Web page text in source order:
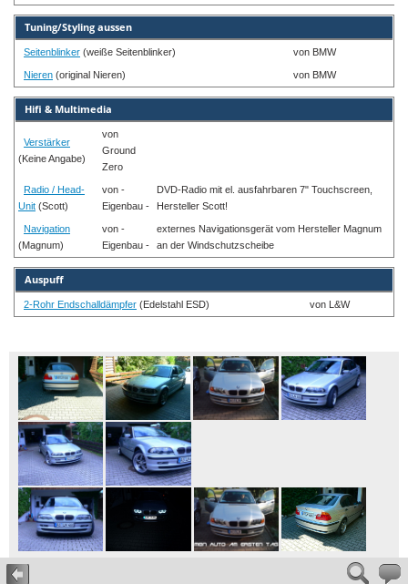
Tuning/Styling aussen
Seitenblinker (weiße Seitenblinker) von BMW
Nieren (original Nieren) von BMW
Hifi & Multimedia
Verstärker
(Keine Angabe)
von
Ground
Zero
Radio / Head-
Unit (Scott)
von -
Eigenbau -
DVD-Radio mit el. ausfahrbaren 7" Touchscreen,
Hersteller Scott!
Navigation
(Magnum)
von -
Eigenbau -
externes Navigationsgerät vom Hersteller Magnum
an der Windschutzscheibe
Auspuff
2-Rohr Endschalldämpfer (Edelstahl ESD) von L&W